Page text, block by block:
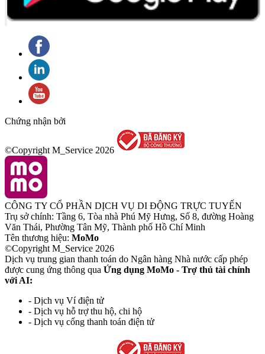
Chứng nhận bởi
©Copyright M_Service 2026
CÔNG TY CỔ PHẦN DỊCH VỤ DI ĐỘNG TRỰC TUYẾN
Trụ sở chính: Tầng 6, Tòa nhà Phú Mỹ Hưng, Số 8, đường Hoàng
Văn Thái, Phường Tân Mỹ, Thành phố Hồ Chí Minh
Tên thương hiệu: MoMo
©Copyright M_Service 2026
Dịch vụ trung gian thanh toán do Ngân hàng Nhà nước cấp phép
được cung ứng thông qua Ứng dụng MoMo - Trợ thủ tài chính
với AI:
- Dịch vụ Ví điện tử
- Dịch vụ hỗ trợ thu hộ, chi hộ
- Dịch vụ cổng thanh toán điện tử